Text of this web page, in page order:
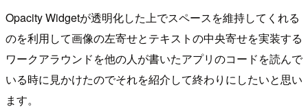
Opacity Widgetが透明化した上でスペースを維持してくれる
のを利用して画像の左寄せとテキストの中央寄せを実装する
ワークアラウンドを他の人が書いたアプリのコードを読んで
いる時に見かけたのでそれを紹介して終わりにしたいと思い
ます。